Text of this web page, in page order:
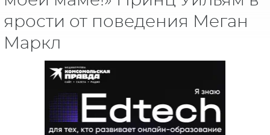
ТРИЛЛЕРЫ
ДЕТЕКТИВЫ
КРИМИНАЛ
ФАНТАСТИКА
ИТАЛИЯ
НОВОСТИ
ИНТЕРЕСНО
НОВОСТИ ТУРЕЦКИХ СЕРИАЛОВ
ИНТЕРВЬЮ
СВЕТСКИЕ НОВОСТИ
ярости от поведения Меган
Маркл